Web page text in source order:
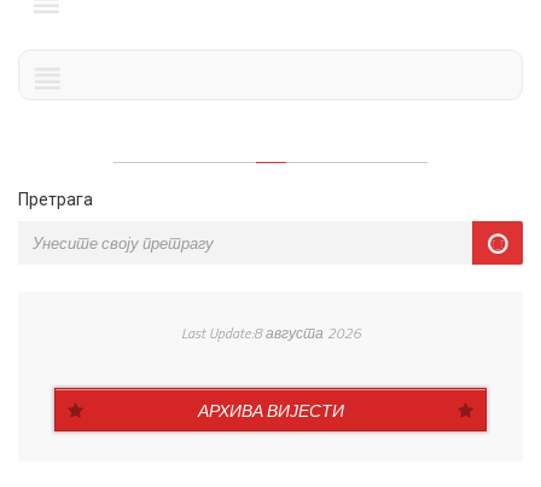
Претрага
Last Update:8 августа 2026
АРХИВА ВИЈЕСТИ